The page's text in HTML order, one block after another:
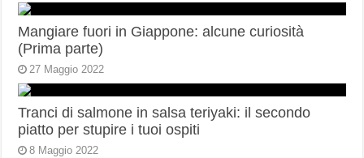
Mangiare fuori in Giappone: alcune curiosità
(Prima parte)
27 Maggio 2022
Tranci di salmone in salsa teriyaki: il secondo
piatto per stupire i tuoi ospiti
8 Maggio 2022